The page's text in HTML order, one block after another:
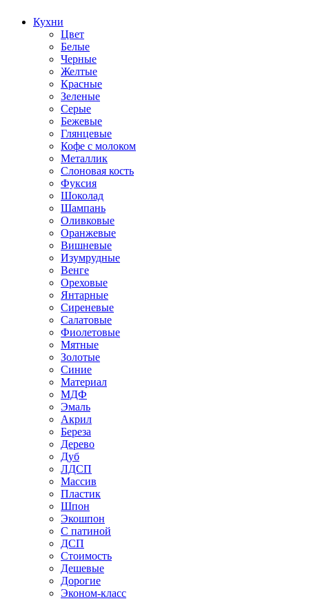
Кухни
Цвет
Белые
Черные
Желтые
Красные
Зеленые
Серые
Бежевые
Глянцевые
Кофе с молоком
Металлик
Слоновая кость
Фуксия
Шоколад
Шампань
Оливковые
Оранжевые
Вишневые
Изумрудные
Венге
Ореховые
Янтарные
Сиреневые
Салатовые
Фиолетовые
Мятные
Золотые
Синие
Материал
МДФ
Эмаль
Акрил
Береза
Дерево
Дуб
ЛДСП
Массив
Пластик
Шпон
Экошпон
С патиной
ДСП
Стоимость
Дешевые
Дорогие
Эконом-класс